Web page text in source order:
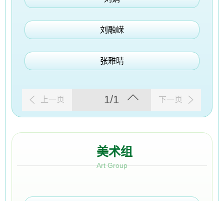
刘融嵘
张雅晴
上一页 1/1 下一页
美术组
Art Group